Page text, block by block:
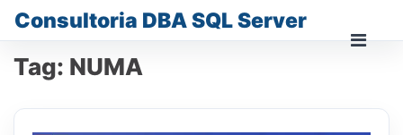
content
Consultoria DBA SQL Server
Tag: NUMA